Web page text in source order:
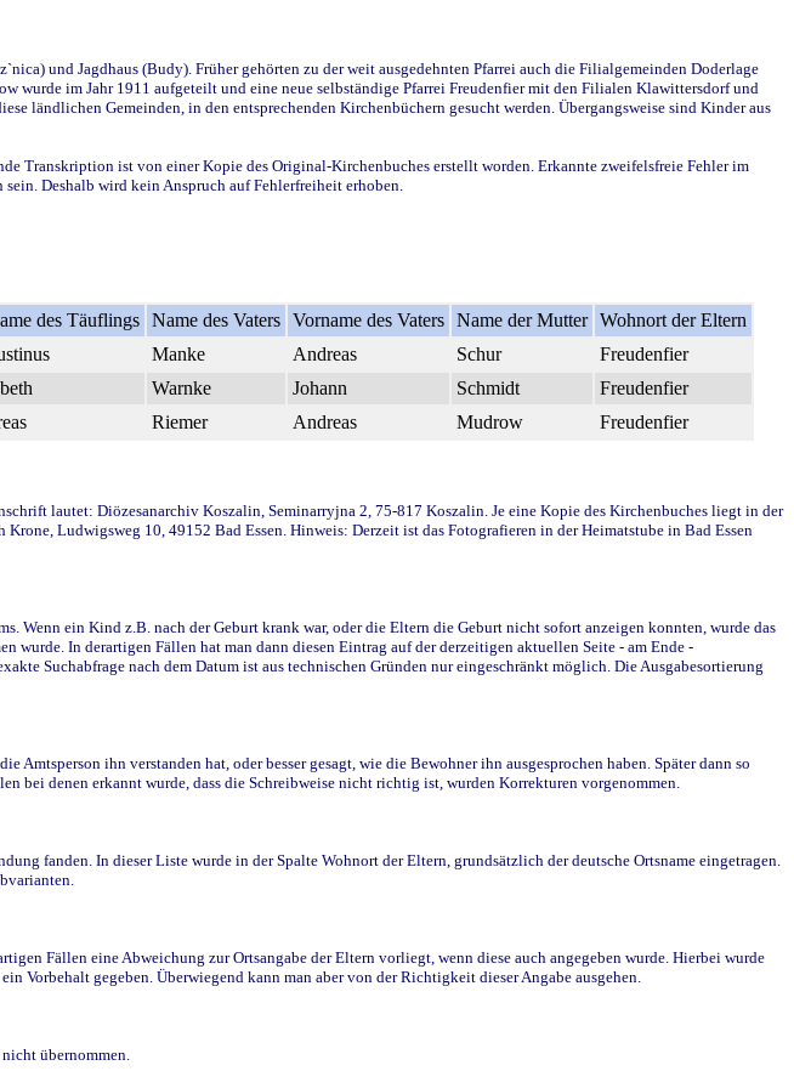
und Jagdhaus (Budy). Früher gehörten zu der weit ausgedehnten Pfarrei auch die Filialgemeinden Doderlage
wurde im Jahr 1911 aufgeteilt und eine neue selbständige Pfarrei Freudenfier mit den Filialen Klawittersdorf und
ländlichen Gemeinden, in den entsprechenden Kirchenbüchern gesucht werden. Übergangsweise sind Kinder aus
Transkription ist von einer Kopie des Original-Kirchenbuches erstellt worden. Erkannte zweifelsfreie Fehler im
Deshalb wird kein Anspruch auf Fehlerfreiheit erhoben.
des Täuflings Name des Vaters Vorname des Vaters Name der Mutter Wohnort der Eltern
Manke Andreas Schur
Freudenfier
Warnke Johann Schmidt
Freudenfier
Riemer Andreas Mudrow Freudenfier
lautet: Diözesanarchiv Koszalin, Seminarryjna 2, 75-817 Koszalin. Je eine Kopie des Kirchenbuches liegt in der
Ludwigsweg 10, 49152 Bad Essen. Hinweis: Derzeit ist das Fotografieren in der Heimatstube in Bad Essen
Wenn ein Kind z.B. nach der Geburt krank war, oder die Eltern die Geburt nicht sofort anzeigen konnten, wurde das
In derartigen Fällen hat man dann diesen Eintrag auf der derzeitigen aktuellen Seite - am Ende -
Suchabfrage nach dem Datum ist aus technischen Gründen nur eingeschränkt möglich. Die Ausgabesortierung
ihn verstanden hat, oder besser gesagt, wie die Bewohner ihn ausgesprochen haben. Später dann so
bei denen erkannt wurde, dass die Schreibweise nicht richtig ist, wurden Korrekturen vorgenommen.
fanden. In dieser Liste wurde in der Spalte Wohnort der Eltern, grundsätzlich der deutsche Ortsname eingetragen.
Fällen eine Abweichung zur Ortsangabe der Eltern vorliegt, wenn diese auch angegeben wurde. Hierbei wurde
Vorbehalt gegeben. Überwiegend kann man aber von der Richtigkeit dieser Angabe ausgehen.
übernommen.